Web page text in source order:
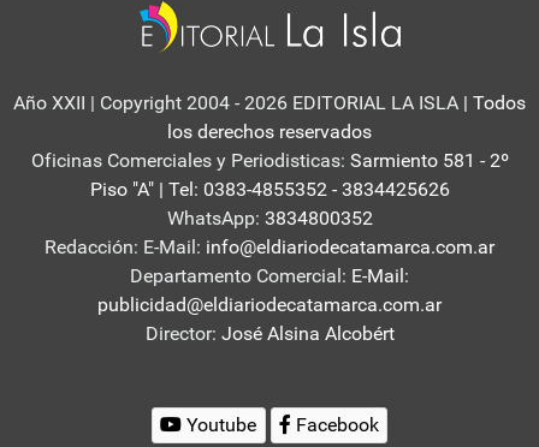
Año XXII | Copyright 2004 - 2026 EDITORIAL LA ISLA | Todos
los derechos reservados
Oficinas Comerciales y Periodisticas: Sarmiento 581 - 2º
Piso "A" | Tel: 0383-4855352 - 3834425626
WhatsApp: 3834800352
Redacción: E-Mail: info@eldiariodecatamarca.com.ar
Departamento Comercial: E-Mail:
publicidad@eldiariodecatamarca.com.ar
Director: José Alsina Alcobért
Youtube Facebook